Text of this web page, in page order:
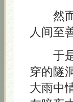
然而
人间至
于是
穿的隧
大雨中